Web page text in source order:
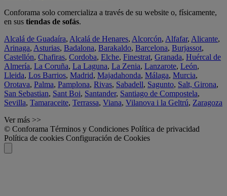
Conforama solo comercializa a través de su website o, físicamente,
en sus tiendas de sofás.
Alcalá de Guadaíra, Alcalá de Henares, Alcorcón, Alfafar, Alicante,
Arinaga, Asturias, Badalona, Barakaldo, Barcelona, Burjassot,
Castellón, Chafiras, Cordoba, Elche, Finestrat, Granada, Huércal de
Almería, La Coruña, La Laguna, La Zenia, Lanzarote, León,
Lleida, Los Barrios, Madrid, Majadahonda, Málaga, Murcia,
Orotava, Palma, Pamplona, Rivas, Sabadell, Sagunto, Salt, Girona,
San Sebastian, Sant Boi, Santander, Santiago de Compostela,
Sevilla, Tamaraceite, Terrassa, Viana, Vilanova i la Geltrú, Zaragoza
Ver más >>
© Conforama Términos y Condiciones Política de privacidad
Política de cookies Configuración de Cookies